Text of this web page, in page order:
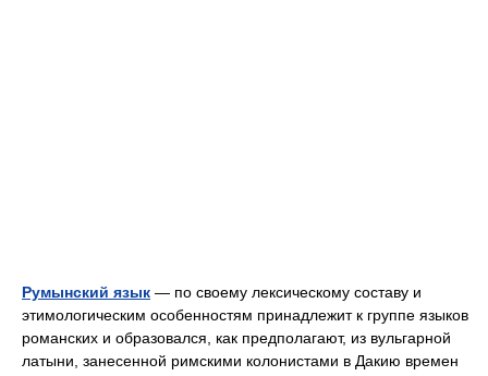
Румынский язык — по своему лексическому составу и
этимологическим особенностям принадлежит к группе языков
романских и образовался, как предполагают, из вульгарной
латыни, занесенной римскими колонистами в Дакию времен